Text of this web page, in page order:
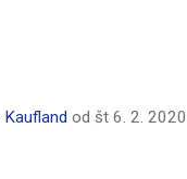
Kaufland od št 6. 2. 2020